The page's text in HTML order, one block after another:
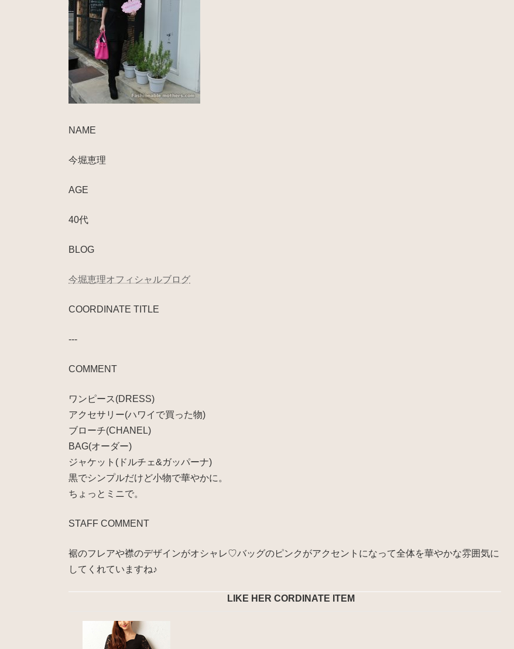
NAME
今堀恵理
AGE
40代
BLOG
今堀恵理オフィシャルブログ
COORDINATE TITLE
---
COMMENT
ワンピース(DRESS)
アクセサリー(ハワイで買った物)
ブローチ(CHANEL)
BAG(オーダー)
ジャケット(ドルチェ&ガッパーナ)
黒でシンプルだけど小物で華やかに。
ちょっとミニで。
STAFF COMMENT
裾のフレアや襟のデザインがオシャレ♡バッグのピンクがアクセントになって全体を華やかな雰囲気に
してくれていますね♪
LIKE HER CORDINATE ITEM